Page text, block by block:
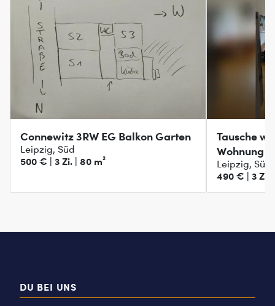
Connewitz 3RW EG Balkon Garten
Leipzig, Süd
500 € | 3 Zi. | 80 m²
Tausche
Wohnung
Wohung
Leipzig, Süd
490 € | 3 Zi.
DU BEI UNS